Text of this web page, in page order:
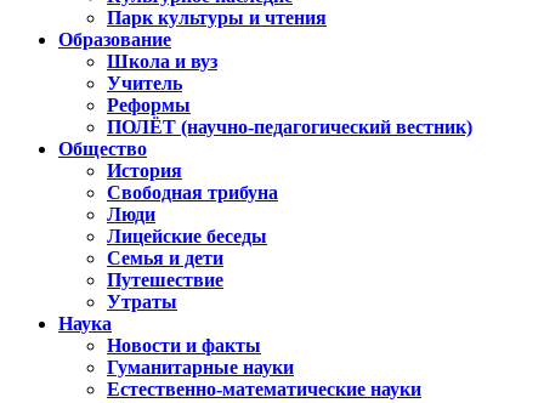
Парк культуры и чтения
Образование
Школа и вуз
Учитель
Реформы
ПОЛЁТ (научно-педагогический вестник)
Общество
История
Свободная трибуна
Люди
Лицейские беседы
Семья и дети
Путешествие
Утраты
Наука
Новости и факты
Гуманитарные науки
Естественно-математические науки